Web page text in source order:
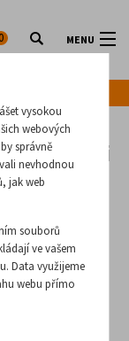
MENU
0
cennosti
vysokou
webových
správně
nevhodnou
jak web
souborů
ve vašem
Data využijeme
webu přímo